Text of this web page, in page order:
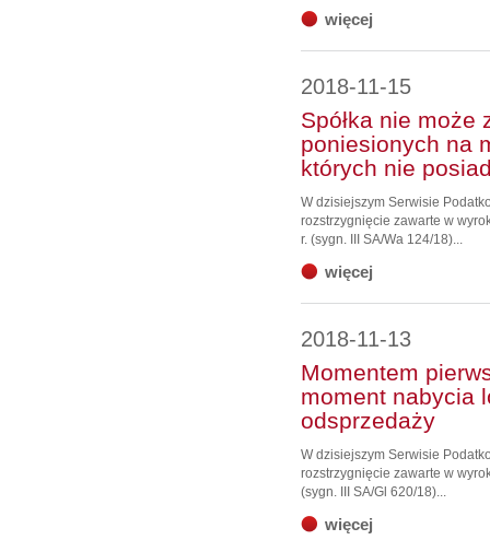
więcej
2018-11-15
Spółka nie może
poniesionych na
których nie
W dzisiejszym Serwisie
rozstrzygnięcie zawarte w
r. (sygn. III SA/Wa 124/18)...
więcej
2018-11-13
Momentem
moment nabycia
odsprzedaży
W dzisiejszym Serwisie
rozstrzygnięcie zawarte w
(sygn. III SA/Gl 620/18)...
więcej